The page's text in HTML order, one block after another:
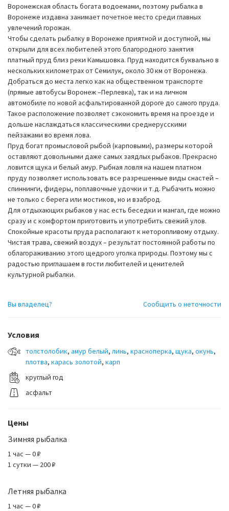
Воронежская область богата водоемами, поэтому рыбалка в
Воронеже издавна занимает почетное место среди главных
увлечений горожан.
Чтобы сделать рыбалку в Воронеже приятной и доступной, мы
открыли для всех любителей этого благородного занятия
платный пруд близ реки Камышовка. Пруд находится буквально в
нескольких километрах от Семилук, около 30 км от Воронежа.
Добраться до места легко как на общественном транспорте
(прямые автобусы Воронеж –Перлевка), так и на личном
автомобиле по новой асфальтированной дороге до самого пруда.
Такое расположение позволяет сэкономить время на проезде и
дольше наслаждаться классическими среднерусскими
пейзажами во время лова.
Пруд богат промысловой рыбой (карповыми), размеры которой
оставляют довольными даже самых заядлых рыбаков. Прекрасно
ловится щука и белый амур. Рыбная ловля на нашем платном
пруду позволяет использовать все разрешенные виды снастей –
спиннинги, фидеры, поплавочные удочки и т.д. Рыбачить можно
не только с берега или мостиков, но и взаброд.
Для отдыхающих рыбаков у нас есть беседки и мангал, где можно
сразу и с комфортом приготовить и употребить свежий улов.
Спокойные красоты пруда располагают к неторопливому отдыху.
Чистая трава, свежий воздух – результат постоянной работы по
облагораживанию этого щедрого уголка природы. Поэтому мы с
радостью приглашаем в гости любителей и ценителей
культурной рыбалки.
Вы владелец? Сообщить о неточности
Условия
толстолобик, амур белый, линь, красноперка, щука, окунь,
плотва, карась золотой, карп
круглый год
асфальт
Цены
Зимняя рыбалка
1 час — 0 ₽
1 сутки — 200 ₽
Летняя рыбалка
1 час — 0 ₽